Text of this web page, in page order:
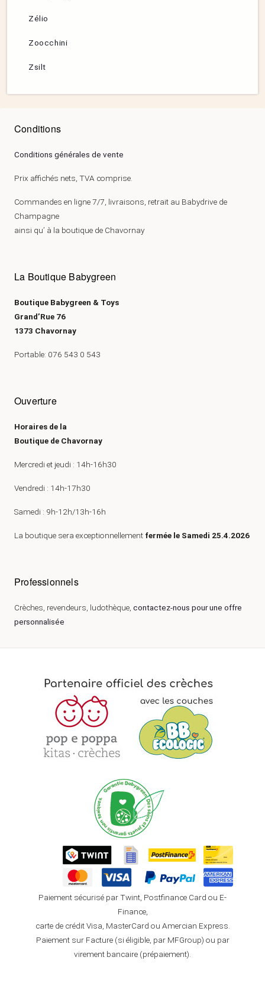
Zélio
Zoocchini
Zsilt
Conditions
Conditions générales de vente
Prix affichés nets, TVA comprise.
Commandes en ligne 7/7, livraisons, retrait au Babydrive de
Champagne
ainsi qu’ à la boutique de Chavornay
La Boutique Babygreen
Boutique Babygreen & Toys
Grand’Rue 76
1373 Chavornay
Portable: 076 543 0 543
Ouverture
Horaires de la
Boutique de Chavornay
Mercredi et jeudi : 14h-16h30
Vendredi : 14h-17h30
Samedi : 9h-12h/13h-16h
La boutique sera exceptionnellement fermée le Samedi 25.4.2026
Professionnels
Crèches, revendeurs, ludothèque, contactez-nous pour une offre
personnalisée
Paiement sécurisé par Twint, Postfinance Card ou E-
Finance,
carte de crédit Visa, MasterCard ou Amercian Express.
Paiement sur Facture (si éligible, par MFGroup) ou par
virement bancaire (prépaiement).